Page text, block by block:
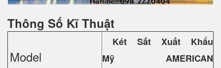
Thông Số Kĩ Thuật
Model
Két Sắt Xuất Khẩu
Mỹ AMERICAN